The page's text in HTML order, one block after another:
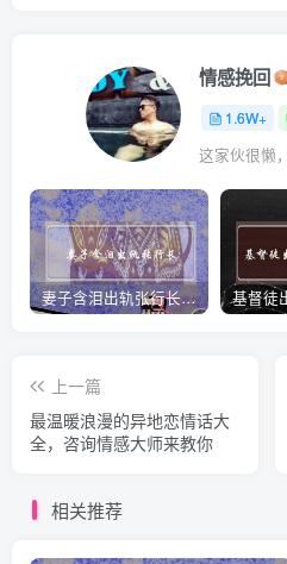
情感挽回
1.6W+
这家伙很懒
妻子含泪出轨张行长 她说全都是因为家中
上一篇
最温暖浪漫的异地恋情话大
全，咨询情感大师来教你
相关推荐